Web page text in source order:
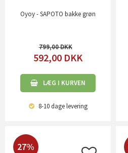
Oyoy - SAPOTO bakke grøn
799,00
592,00 DKK
LÆG I KURVEN
8-10 dagelevering
27%